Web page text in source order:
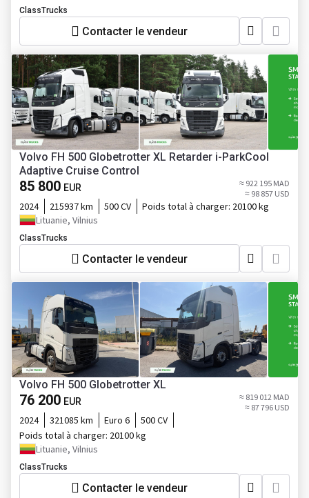
ClassTrucks
Contacter le vendeur
Volvo FH 500 Globetrotter XL Retarder i-ParkCool
Adaptive Cruise Control
85 800 EUR
≈ 922 195 MAD
≈ 98 857 USD
2024 215937 km 500 CV Poids total à charger: 20100 kg
Lituanie, Vilnius
ClassTrucks
Contacter le vendeur
Volvo FH 500 Globetrotter XL
76 200 EUR
≈ 819 012 MAD
≈ 87 796 USD
2024 321085 km Euro 6
500 CV
Poids total à charger: 20100 kg
Lituanie, Vilnius
ClassTrucks
Contacter le vendeur